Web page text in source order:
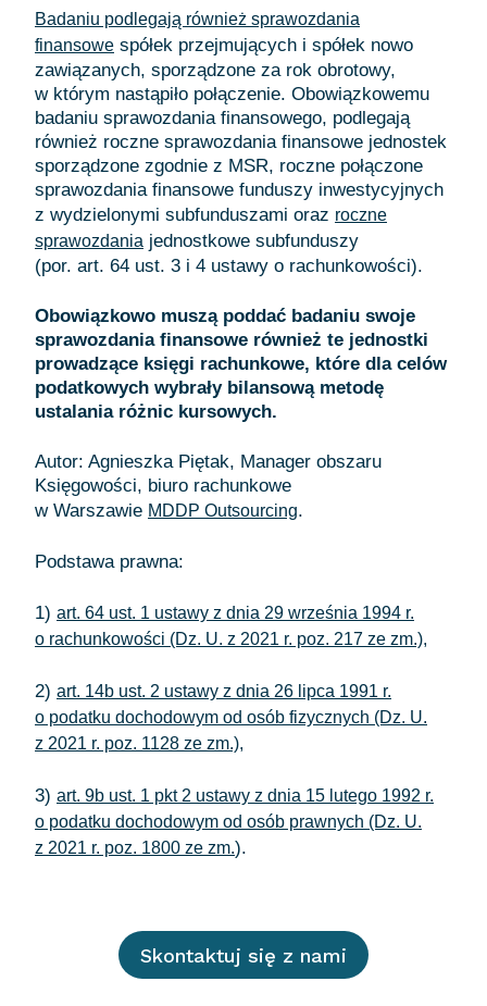
Badaniu podlegają również sprawozdania
finansowe spółek przejmujących i spółek nowo
zawiązanych, sporządzone za rok obrotowy,
w którym nastąpiło połączenie. Obowiązkowemu
badaniu sprawozdania finansowego, podlegają
również roczne sprawozdania finansowe jednostek
sporządzone zgodnie z MSR, roczne połączone
sprawozdania finansowe funduszy inwestycyjnych
z wydzielonymi subfunduszami oraz roczne
sprawozdania jednostkowe subfunduszy
(por. art. 64 ust. 3 i 4 ustawy o rachunkowości).
Obowiązkowo muszą poddać badaniu swoje
sprawozdania finansowe również te jednostki
prowadzące księgi rachunkowe, które dla celów
podatkowych wybrały bilansową metodę
ustalania różnic kursowych.
Autor: Agnieszka Piętak, Manager obszaru
Księgowości, biuro rachunkowe
w Warszawie MDDP Outsourcing.
Podstawa prawna:
1) art. 64 ust. 1 ustawy z dnia 29 września 1994 r.
o rachunkowości (Dz. U. z 2021 r. poz. 217 ze zm.),
2) art. 14b ust. 2 ustawy z dnia 26 lipca 1991 r.
o podatku dochodowym od osób fizycznych (Dz. U.
z 2021 r. poz. 1128 ze zm.),
3) art. 9b ust. 1 pkt 2 ustawy z dnia 15 lutego 1992 r.
o podatku dochodowym od osób prawnych (Dz. U.
z 2021 r. poz. 1800 ze zm.
Skontaktuj się z nami